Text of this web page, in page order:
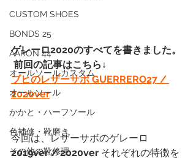
CUSTOM SHOES
BONDS 25
AARON 44
オールソールカスタム
オールソール
かかと・ハーフソール
色補修・靴磨き
その他の靴修理
ゲレーロ2020のすべてを書きました。
前回の記事はこちら↓
ブヒのレザーサボ GUERRERO27 /
2020ver
今回は、レザーサボのゲレーロ
2019ver / 2020ver それぞれの特徴を